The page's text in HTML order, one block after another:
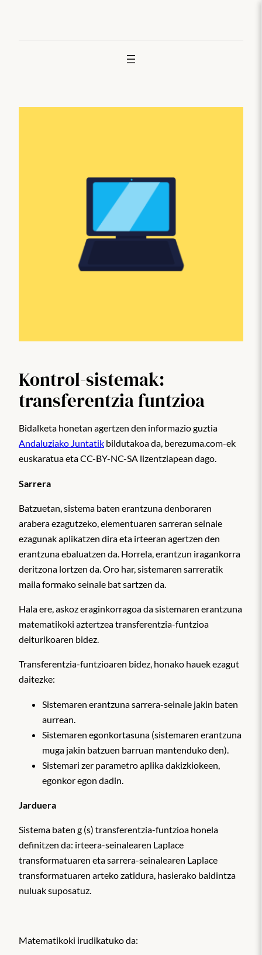
Kontrol-sistemak:
transferentzia funtzioa
Bidalketa honetan agertzen den informazio guztia
Andaluziako Juntatik bildutakoa da, berezuma.com-ek
euskaratua eta CC-BY-NC-SA lizentziapean dago.
Sarrera
Batzuetan, sistema baten erantzuna denboraren
arabera ezagutzeko, elementuaren sarreran seinale
ezagunak aplikatzen dira eta irteeran agertzen den
erantzuna ebaluatzen da. Horrela, erantzun iragankorra
deritzona lortzen da. Oro har, sistemaren sarreratik
maila formako seinale bat sartzen da.
Hala ere, askoz eraginkorragoa da sistemaren erantzuna
matematikoki aztertzea transferentzia-funtzioa
deiturikoaren bidez.
Transferentzia-funtzioaren bidez, honako hauek ezagut
daitezke:
Sistemaren erantzuna sarrera-seinale jakin baten
aurrean.
Sistemaren egonkortasuna (sistemaren erantzuna
muga jakin batzuen barruan mantenduko den).
Sistemari zer parametro aplika dakizkiokeen,
egonkor egon dadin.
Jarduera
Sistema baten g (s) transferentzia-funtzioa honela
definitzen da: irteera-seinalearen Laplace
transformatuaren eta sarrera-seinalearen Laplace
transformatuaren arteko zatidura, hasierako baldintza
nuluak suposatuz.
Matematikoki irudikatuko da: